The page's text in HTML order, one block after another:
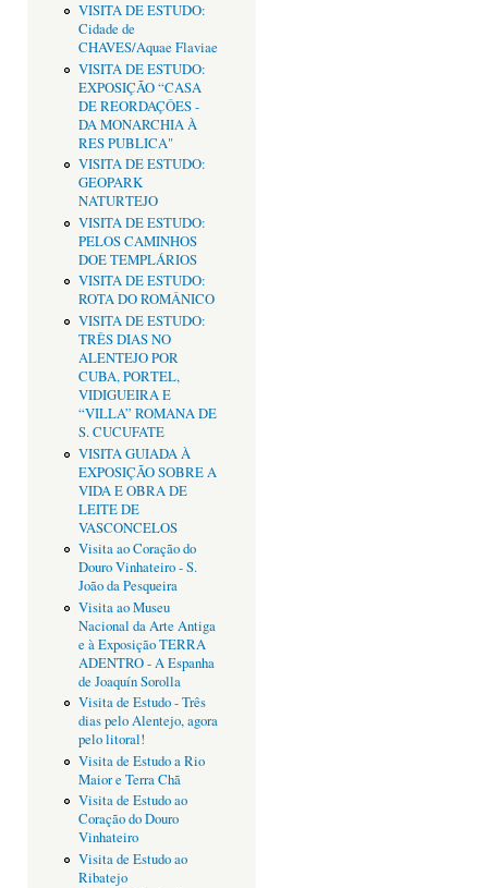
VISITA DE ESTUDO:
Cidade de
CHAVES/Aquae Flaviae
VISITA DE ESTUDO:
EXPOSIÇÃO “CASA
DE REORDAÇÔES -
DA MONARCHIA À
RES PUBLICA"
VISITA DE ESTUDO:
GEOPARK
NATURTEJO
VISITA DE ESTUDO:
PELOS CAMINHOS
DOE TEMPLÁRIOS
VISITA DE ESTUDO:
ROTA DO ROMÂNICO
VISITA DE ESTUDO:
TRÊS DIAS NO
ALENTEJO POR
CUBA, PORTEL,
VIDIGUEIRA E
“VILLA” ROMANA DE
S. CUCUFATE
VISITA GUIADA À
EXPOSIÇÃO SOBRE A
VIDA E OBRA DE
LEITE DE
VASCONCELOS
Visita ao Coração do
Douro Vinhateiro - S.
João da Pesqueira
Visita ao Museu
Nacional da Arte Antiga
e à Exposição TERRA
ADENTRO - A Espanha
de Joaquín Sorolla
Visita de Estudo - Três
dias pelo Alentejo, agora
pelo litoral!
Visita de Estudo a Rio
Maior e Terra Chã
Visita de Estudo ao
Coração do Douro
Vinhateiro
Visita de Estudo ao
Ribatejo